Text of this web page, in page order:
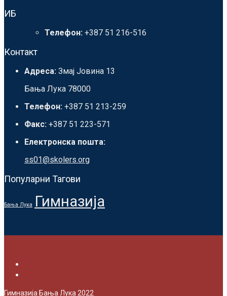
ИБ
Телефон: +387 51 216-516
Контакт
Адреса: Змај Јовина 13
Бања Лука 78000
Телефон: +387 51 213-259
Факс: +387 51 223-571
Електронска пошта:
ss01@skolers.org
Популарни Тагови
Бања Лука Гимназија
Гимназија Бања Лука 2022